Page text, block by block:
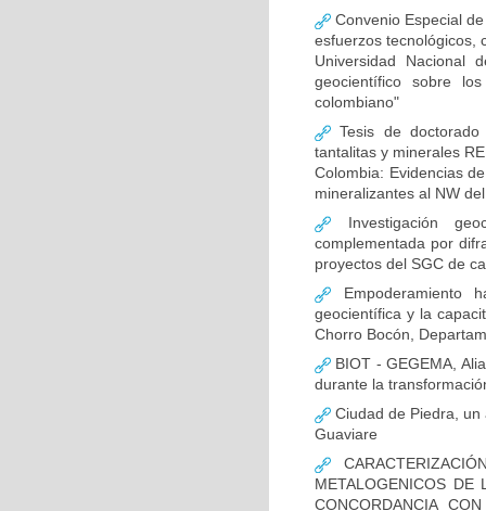
Convenio Especial
esfuerzos tecnológicos,
Universidad Nacional
geocientífico sobre
colombiano"
Tesis de
tantalitas y minerales
Colombia: Evidencias
mineralizantes al NW
Investigación
complementada por
proyectos del SGC de
Empoderamiento
geocientífica y la
Chorro Bocón,
BIOT - GEGEMA,
durante la
Ciudad de Piedra,
Guaviare
METALOGENICOS DE
CONCORDANCIA